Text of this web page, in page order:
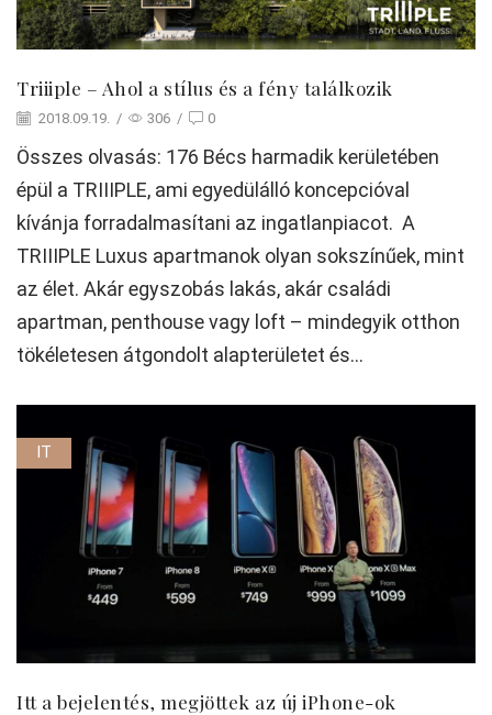
Triiiple – Ahol a stílus és a fény találkozik
2018.09.19. / 306 / 0
Összes olvasás: 176 Bécs harmadik kerületében
épül a TRIIIPLE, ami egyedülálló koncepcióval
kívánja forradalmasítani az ingatlanpiacot. A
TRIIIPLE Luxus apartmanok olyan sokszínűek, mint
az élet. Akár egyszobás lakás, akár családi
apartman, penthouse vagy loft – mindegyik otthon
tökéletesen átgondolt alapterületet és...
IT
Itt a bejelentés, megjöttek az új iPhone-ok